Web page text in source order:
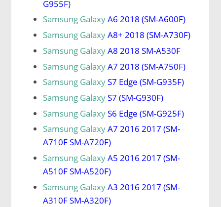
G955F)
Samsung GalaxyA6 2018 (SM-A600F)
Samsung GalaxyA8+ 2018 (SM-A730F)
Samsung GalaxyA8 2018 SM-A530F
Samsung GalaxyA7 2018 (SM-A750F)
Samsung GalaxyS7 Edge (SM-G935F)
Samsung GalaxyS7 (SM-G930F)
Samsung GalaxyS6 Edge (SM-G925F)
Samsung GalaxyA7 2016 2017 (SM-
A710F SM-A720F)
Samsung GalaxyA5 2016 2017 (SM-
A510F SM-A520F)
Samsung GalaxyA3 2016 2017 (SM-
A310F SM-A320F)